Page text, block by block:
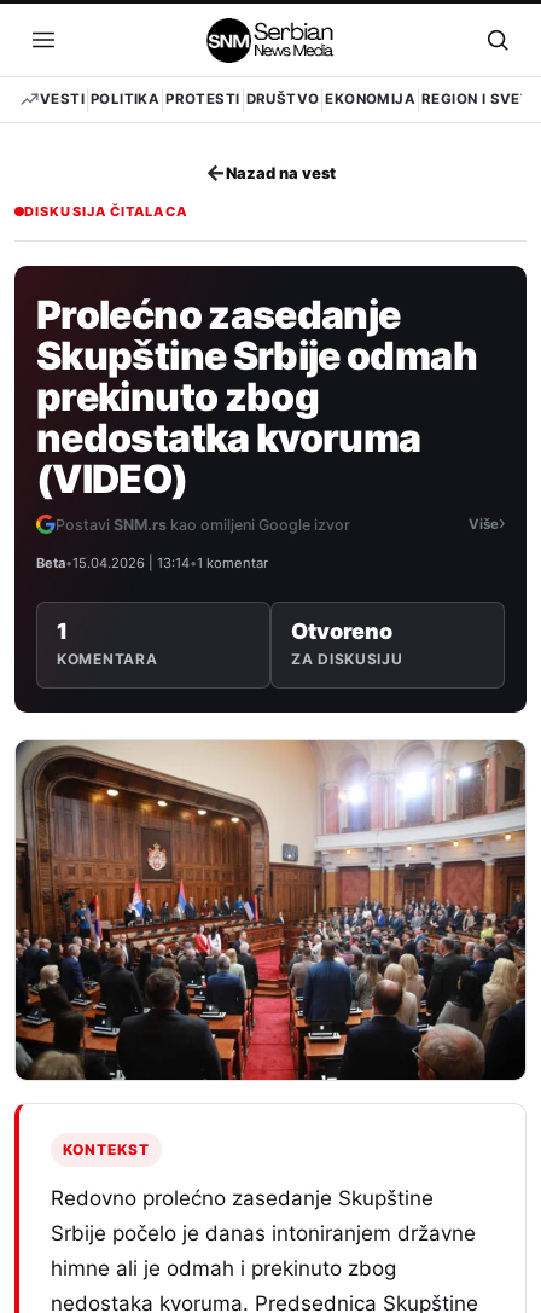
sadržaj
Otvori
meni
VESTI POLITIKA PROTESTI DRUŠTVO EKONOMIJA REGION I SVET
←Nazad na vest
DISKUSIJA ČITALACA
Prolećno zasedanje
Skupštine Srbije odmah
prekinuto zbog
nedostatka kvoruma
(VIDEO)
Postavi SNM.rs kao omiljeni Google izvor Više›
Beta•15.04.2026 | 13:14•1 komentar
1
KOMENTARA
Otvoreno
ZA DISKUSIJU
KONTEKST
Redovno prolećno zasedanje Skupštine
Srbije počelo je danas intoniranjem državne
himne ali je odmah i prekinuto zbog
nedostaka kvoruma. Predsednica Skupštine